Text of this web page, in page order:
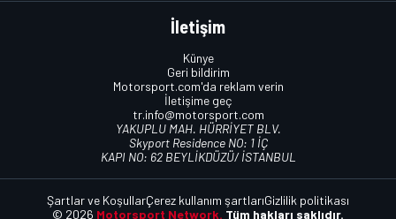
İletişim
Künye
Geri bildirim
Motorsport.com'da reklam verin
İletişime geç
tr.info@motorsport.com
YAKUPLU MAH. HÜRRİYET BLV.
Skyport Residence NO: 1 İÇ
KAPI NO: 62 BEYLİKDÜZÜ/ İSTANBUL
© 2026 Motorsport Network. Tüm hakları saklıdır.
Şartlar ve KoşullarÇerez kullanım şartlarıGizlilik politikası